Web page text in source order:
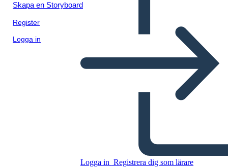
Skapa en Storyboard
Register
Logga in
Logga in Registrera dig som lärare
Sylvia e Aki Termini e
Allusioni